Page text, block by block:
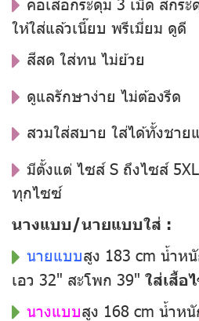
ให้ใส่แล้วเนี๊ยบ พรีเมี่ยม ดูดี
สีสด ใส่ทน ไม่ย้วย
ดูแลรักษาง่าย ไม่ต้องรีด
สวมใส่สบาย ใส่ได้ทั้งชา
มีตั้งแต่ ไซส์ S ถึงไซส์
ทุกไซซ์
นางแบบ/นายแบบใส่ :
นายแบบสูง 183 cm น้ำห
เอว 32" สะโพก 39" ใส่เสื้อ
นางแบบสูง 168 cm น้ำห